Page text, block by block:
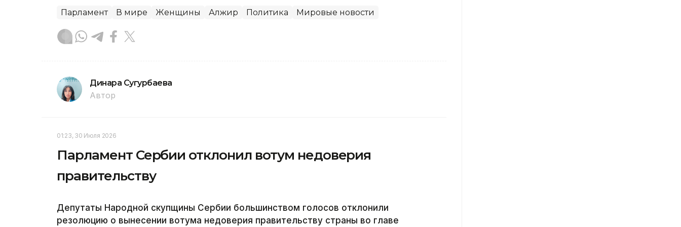
Парламент В мире Женщины Алжир Политика Мировые новости
Динара Сугурбаева
Автор
01:23, 30 Июля 2026
Парламент Сербии отклонил вотум недоверия
правительству
Депутаты Народной скупщины Сербии большинством голосов отклонили
резолюцию о вынесении вотума недоверия правительству страны во главе